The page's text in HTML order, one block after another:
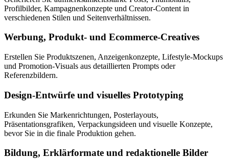
Profilbilder, Kampagnenkonzepte und Creator-Content in
verschiedenen Stilen und Seitenverhältnissen.
Werbung, Produkt- und Ecommerce-Creatives
Erstellen Sie Produktszenen, Anzeigenkonzepte, Lifestyle-Mockups
und Promotion-Visuals aus detaillierten Prompts oder
Referenzbildern.
Design-Entwürfe und visuelles Prototyping
Erkunden Sie Markenrichtungen, Posterlayouts,
Präsentationsgrafiken, Verpackungsideen und visuelle Konzepte,
bevor Sie in die finale Produktion gehen.
Bildung, Erklärformate und redaktionelle Bilder